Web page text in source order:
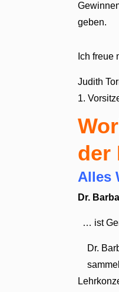
geben.
Ich freue
Judith
1.
der
Alles
Dr.
… ist
Dr.